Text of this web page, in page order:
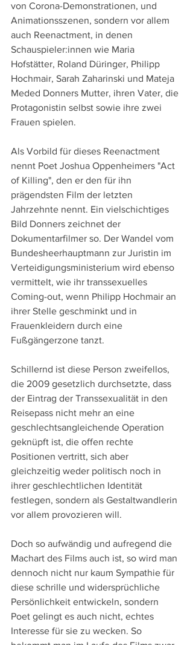
von Corona-Demonstrationen, und
Animationsszenen, sondern vor allem
auch Reenactment, in denen
Schauspieler:innen wie Maria
Hofstätter, Roland Düringer, Philipp
Hochmair, Sarah Zaharinski und Mateja
Meded Donners Mutter, ihren Vater, die
Protagonistin selbst sowie ihre zwei
Frauen spielen.
Als Vorbild für dieses Reenactment
nennt Poet Joshua Oppenheimers "Act
of Killing", den er den für ihn
prägendsten Film der letzten
Jahrzehnte nennt. Ein vielschichtiges
Bild Donners zeichnet der
Dokumentarfilmer so. Der Wandel vom
Bundesheerhauptmann zur Juristin im
Verteidigungsministerium wird ebenso
vermittelt, wie ihr transsexuelles
Coming-out, wenn Philipp Hochmair an
ihrer Stelle geschminkt und in
Frauenkleidern durch eine
Fußgängerzone tanzt.
Schillernd ist diese Person zweifellos,
die 2009 gesetzlich durchsetzte, dass
der Eintrag der Transsexualität in den
Reisepass nicht mehr an eine
geschlechtsangleichende Operation
geknüpft ist, die offen rechte
Positionen vertritt, sich aber
gleichzeitig weder politisch noch in
ihrer geschlechtlichen Identität
festlegen, sondern als Gestaltwandlerin
vor allem provozieren will.
Doch so aufwändig und aufregend die
Machart des Films auch ist, so wird man
dennoch nicht nur kaum Sympathie für
diese schrille und widersprüchliche
Persönlichkeit entwickeln, sondern
Poet gelingt es auch nicht, echtes
Interesse für sie zu wecken. So